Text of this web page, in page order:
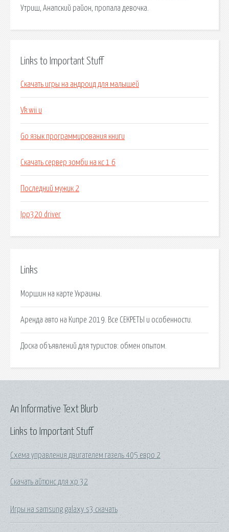
Утриш, Анапский район, пропала девочка.
Links to Important Stuff
Скачать игры на андроид для малышей
Vk wii u
Go язык программирования книги
Скачать сервер зомби на кс 1 6
Последний мужик 2
Ipp320 driver
Links
Моршин на карте Украины.
Аренда авто на Кипре 2019. Все СЕКРЕТЫ и особенности.
Доска объявлений для туристов: обмен опытом.
Links to Important Stuff
Схема управления двигателем газель 405 евро 2
Скачать айтюнс для xp 32
Игры на samsung galaxy s3 скачать
An Informative Text Blurb